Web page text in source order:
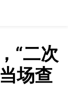
“二次
场查